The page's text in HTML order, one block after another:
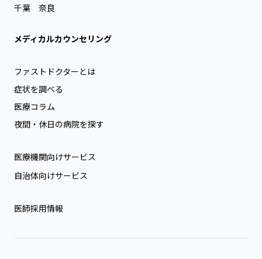
千葉
奈良
メディカルカウンセリング
ファストドクターとは
症状を調べる
医療コラム
夜間・休日の病院を探す
医療機関向けサービス
自治体向けサービス
医師採用情報